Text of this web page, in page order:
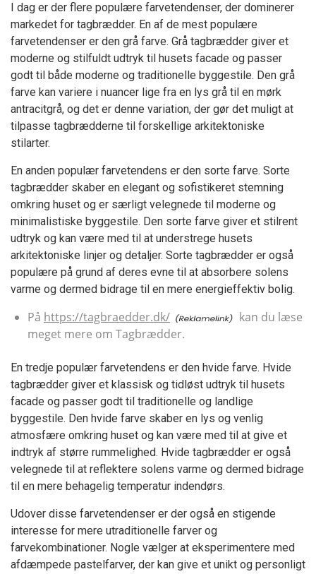
I dag er der flere populære farvetendenser, der dominerer
markedet for tagbrædder. En af de mest populære
farvetendenser er den grå farve. Grå tagbrædder giver et
moderne og stilfuldt udtryk til husets facade og passer
godt til både moderne og traditionelle byggestile. Den grå
farve kan variere i nuancer lige fra en lys grå til en mørk
antracitgrå, og det er denne variation, der gør det muligt at
tilpasse tagbrædderne til forskellige arkitektoniske
stilarter.
En anden populær farvetendens er den sorte farve. Sorte
tagbrædder skaber en elegant og sofistikeret stemning
omkring huset og er særligt velegnede til moderne og
minimalistiske byggestile. Den sorte farve giver et stilrent
udtryk og kan være med til at understrege husets
arkitektoniske linjer og detaljer. Sorte tagbrædder er også
populære på grund af deres evne til at absorbere solens
varme og dermed bidrage til en mere energieffektiv bolig.
På https://tagbraedder.dk/
kan du læse
meget mere om Tagbrædder.
En tredje populær farvetendens er den hvide farve. Hvide
tagbrædder giver et klassisk og tidløst udtryk til husets
facade og passer godt til traditionelle og landlige
byggestile. Den hvide farve skaber en lys og venlig
atmosfære omkring huset og kan være med til at give et
indtryk af større rummelighed. Hvide tagbrædder er også
velegnede til at reflektere solens varme og dermed bidrage
til en mere behagelig temperatur indendørs.
Udover disse farvetendenser er der også en stigende
interesse for mere utraditionelle farver og
farvekombinationer. Nogle vælger at eksperimentere med
afdæmpede pastelfarver, der kan give et unikt og personligt